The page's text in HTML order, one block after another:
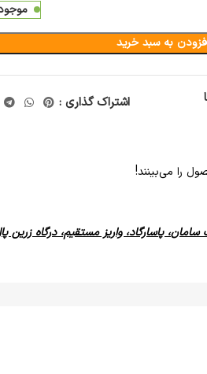
موجود
به سبد خرید
اشتراک گذاری :
را می‌بینند!
سامان، پاسارگاد، واریز مستقیم، درگاه زرین